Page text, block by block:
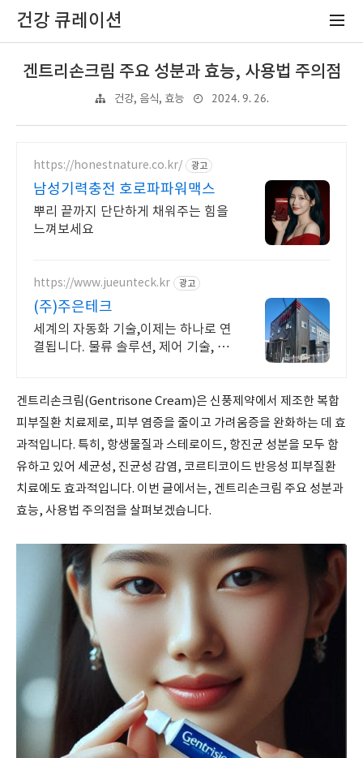
건강 큐레이션
겐트리손크림 주요 성분과 효능, 사용법 주의점
건강, 음식, 효능 2024. 9. 26.
https://honestnature.co.kr/ 광고
남성기력충전 호로파파워맥스
뿌리 끝까지 단단하게 채워주는 힘을
느껴보세요
https://www.jueunteck.kr 광고
(주)주은테크
세계의 자동화 기술,이제는 하나로 연
결됩니다. 물류 솔루션, 제어 기술, 현
겐트리손크림(Gentrisone Cream)은 신풍제약에서 제조한 복합
피부질환 치료제로, 피부 염증을 줄이고 가려움증을 완화하는 데 효
과적입니다. 특히, 항생물질과 스테로이드, 항진균 성분을 모두 함
유하고 있어 세균성, 진균성 감염, 코르티코이드 반응성 피부질환
치료에도 효과적입니다. 이번 글에서는, 겐트리손크림 주요 성분과
효능, 사용법 주의점을 살펴보겠습니다.